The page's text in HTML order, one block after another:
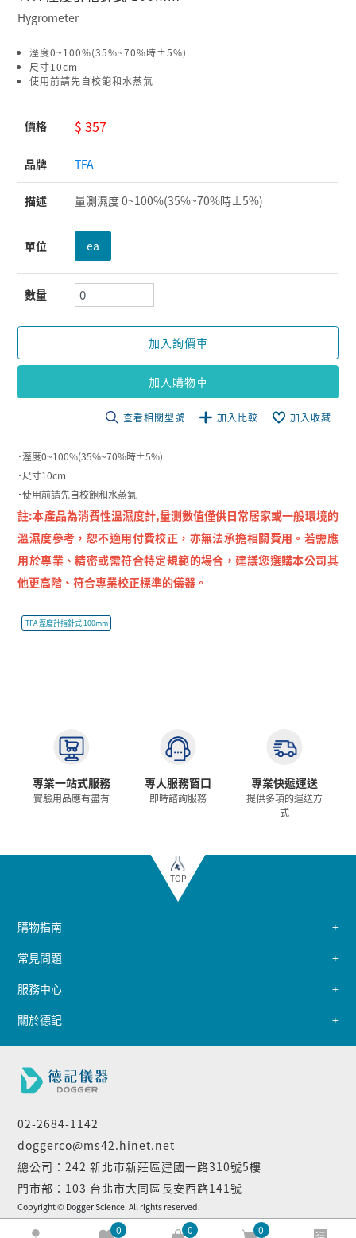
Hygrometer
溼度0~100%(35%~70%時±5%)
尺寸10cm
使用前請先自校飽和水蒸氣
價格 $ 357
品牌 TFA
描述 量測濕度 0~100%(35%~70%時±5%)
單位 ea
數量
加入詢價車
加入購物車
查看相關型號 加入比較 加入收藏
˙溼度0~100%(35%~70%時±5%)
˙尺寸10cm
˙使用前請先自校飽和水蒸氣
註:本產品為消費性溫濕度計,量測數值僅供日常居家或一般環境的
溫濕度參考，恕不適用付費校正，亦無法承擔相關費用。若需應
用於專業、精密或需符合特定規範的場合，建議您選購本公司其
他更高階、符合專業校正標準的儀器。
TFA 溼度計指針式 100mm
0 0 0
專業一站式服務
實驗用品應有盡有
專人服務窗口
即時諮詢服務
專業快遞運送
提供多項的運送方
式
TOP
02-2684-1142
doggerco@ms42.hinet.net
總公司：242 新北市新莊區建國一路310號5樓
門市部：103 台北市大同區長安西路141號
購物指南
常見問題
服務中心
關於德記
Copyright © Dogger Science. All rights reserved.